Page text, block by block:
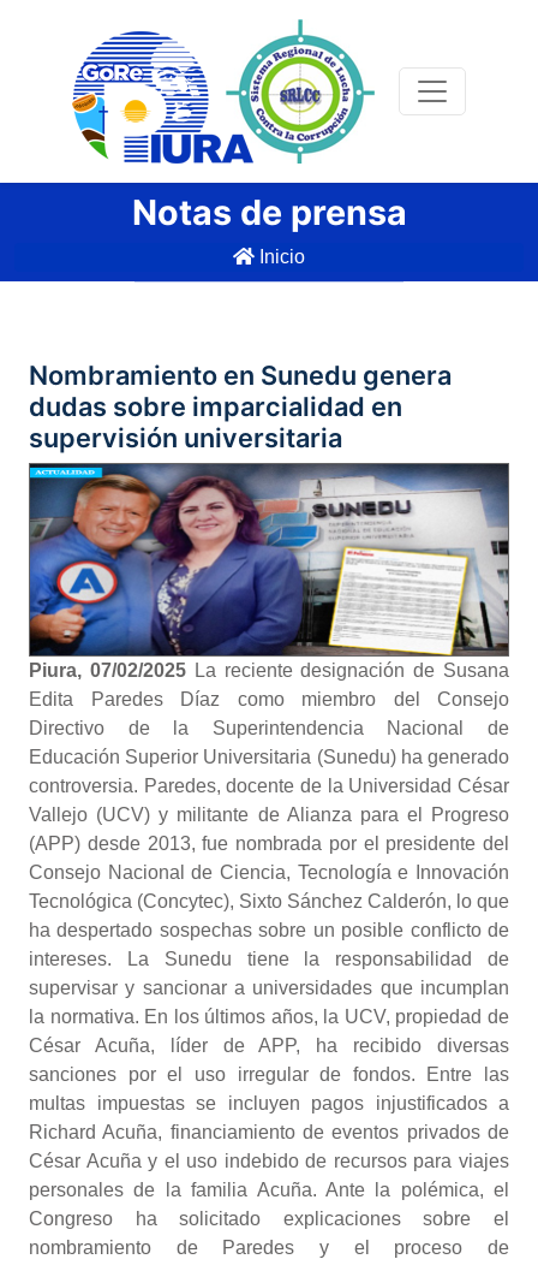
Notas de prensa
Inicio
Nombramiento en Sunedu genera
dudas sobre imparcialidad en
supervisión universitaria
Piura, 07/02/2025 La reciente designación de Susana
Edita Paredes Díaz como miembro del Consejo
Directivo de la Superintendencia Nacional de
Educación Superior Universitaria (Sunedu) ha generado
controversia. Paredes, docente de la Universidad César
Vallejo (UCV) y militante de Alianza para el Progreso
(APP) desde 2013, fue nombrada por el presidente del
Consejo Nacional de Ciencia, Tecnología e Innovación
Tecnológica (Concytec), Sixto Sánchez Calderón, lo que
ha despertado sospechas sobre un posible conflicto de
intereses. La Sunedu tiene la responsabilidad de
supervisar y sancionar a universidades que incumplan
la normativa. En los últimos años, la UCV, propiedad de
César Acuña, líder de APP, ha recibido diversas
sanciones por el uso irregular de fondos. Entre las
multas impuestas se incluyen pagos injustificados a
Richard Acuña, financiamiento de eventos privados de
César Acuña y el uso indebido de recursos para viajes
personales de la familia Acuña. Ante la polémica, el
Congreso ha solicitado explicaciones sobre el
nombramiento de Paredes y el proceso de